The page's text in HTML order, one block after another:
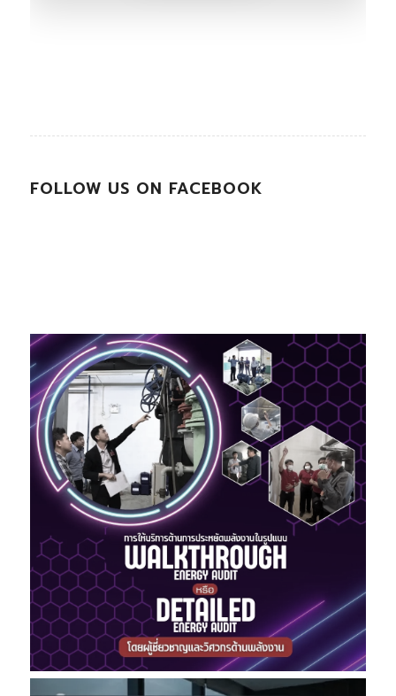
FOLLOW US ON FACEBOOK